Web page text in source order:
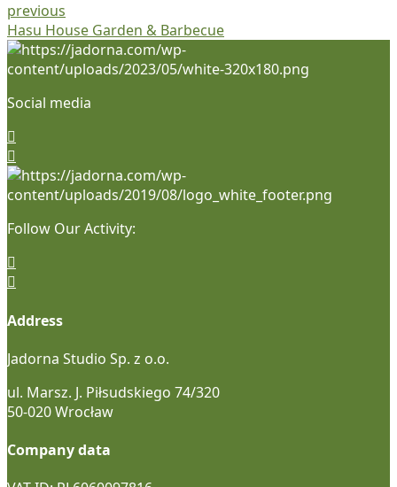
previous
Hasu House Garden & Barbecue
Social media
Follow Our Activity:
Address
Jadorna Studio Sp. z o.o.
ul. Marsz. J. Piłsudskiego 74/320
50-020 Wrocław
Company data